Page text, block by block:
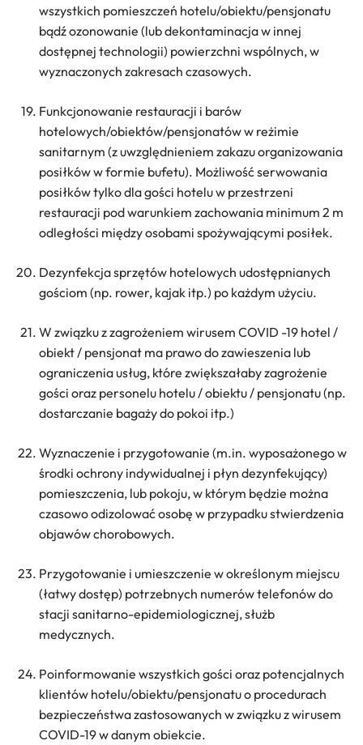
wszystkich pomieszczeń hotelu/obiektu/pensjonatu
bądź ozonowanie (lub dekontaminacja w innej
dostępnej technologii) powierzchni wspólnych, w
wyznaczonych zakresach czasowych.
Funkcjonowanie restauracji i barów
hotelowych/obiektów/pensjonatów w reżimie
sanitarnym (z uwzględnieniem zakazu organizowania
posiłków w formie bufetu). Możliwość serwowania
posiłków tylko dla gości hotelu w przestrzeni
restauracji pod warunkiem zachowania minimum 2 m
odległości między osobami spożywającymi posiłek.
Dezynfekcja sprzętów hotelowych udostępnianych
gościom (np. rower, kajak itp.) po każdym użyciu.
W związku z zagrożeniem wirusem COVID -19 hotel /
obiekt / pensjonat ma prawo do zawieszenia lub
ograniczenia usług, które zwiększałaby zagrożenie
gości oraz personelu hotelu / obiektu / pensjonatu (np.
dostarczanie bagaży do pokoi itp.)
Wyznaczenie i przygotowanie (m.in. wyposażonego w
środki ochrony indywidualnej i płyn dezynfekujący)
pomieszczenia, lub pokoju, w którym będzie można
czasowo odizolować osobę w przypadku stwierdzenia
objawów chorobowych.
Przygotowanie i umieszczenie w określonym miejscu
(łatwy dostęp) potrzebnych numerów telefonów do
stacji sanitarno-epidemiologicznej, służb
medycznych.
Poinformowanie wszystkich gości oraz potencjalnych
klientów hotelu/obiektu/pensjonatu o procedurach
bezpieczeństwa zastosowanych w związku z wirusem
COVID-19 w danym obiekcie.